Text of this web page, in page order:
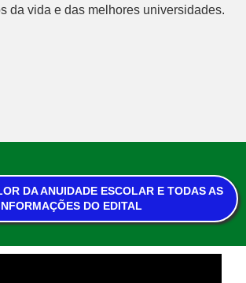
da vida e das melhores universidades.
DA ANUIDADE ESCOLAR E TODAS AS
DO EDITAL